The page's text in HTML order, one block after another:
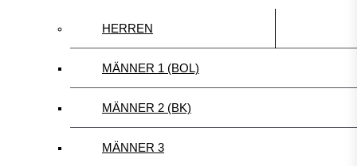
HERREN
MÄNNER 1 (BOL)
MÄNNER 2 (BK)
MÄNNER 3